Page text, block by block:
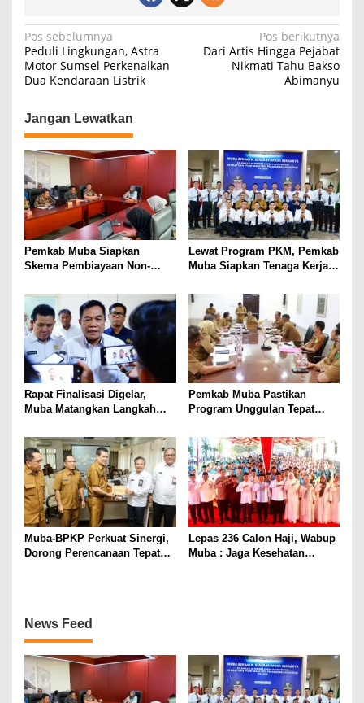
N
a
v
i
g
a
s
i
p
o
s
Pos sebelumnya
Peduli Lingkungan, Astra
Motor Sumsel Perkenalkan
Dua Kendaraan Listrik
Pos berikutnya
Dari Artis Hingga Pejabat
Nikmati Tahu Bakso
Abimanyu
Jangan Lewatkan
Pemkab Muba Siapkan
Skema Pembiayaan Non-
Bernilai Investasi
Lewat Program PKM, Pemkab
Muba Siapkan Tenaga Kerja
Rapat Finalisasi Digelar,
Muba Matangkan Langkah
14/2025
Pemkab Muba Pastikan
Program Unggulan Tepat
Kawal Program Unggulan
Muba-BPKP Perkuat Sinergi,
Dorong Perencanaan Tepat
Lepas 236 Calon Haji, Wabup
Muba : Jaga Kesehatan
News Feed